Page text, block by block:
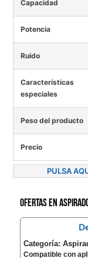
Capacidad
Potencia
Ruido
Características
especiales
Peso del producto
Precio
PULSA
Ofertas en
Categoría:
Compatible con